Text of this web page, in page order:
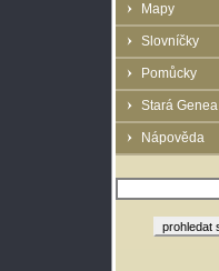
Mapy
Slovníčky
Pomůcky
Stará Genea
Nápověda